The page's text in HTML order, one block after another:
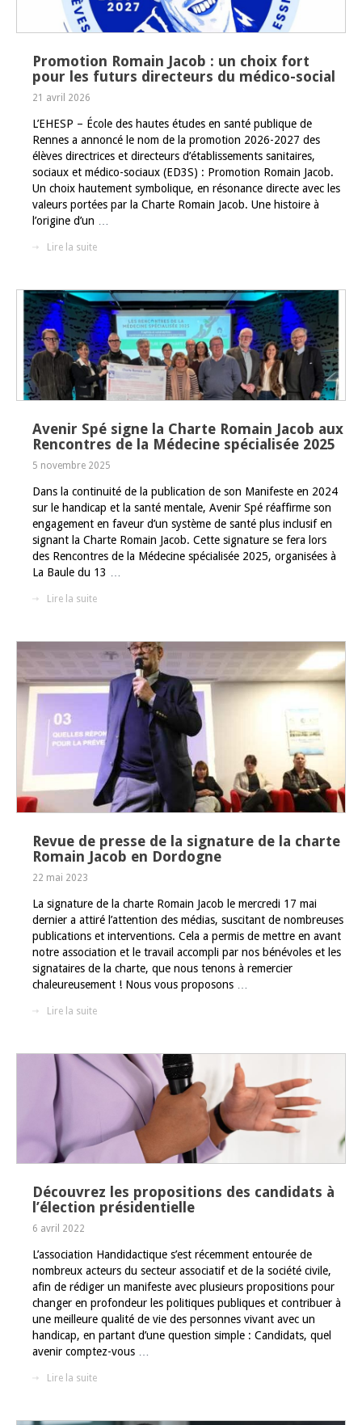
Promotion Romain Jacob : un choix fort
pour les futurs directeurs du médico-social
21 avril 2026
L’EHESP – École des hautes études en santé publique de
Rennes a annoncé le nom de la promotion 2026-2027 des
élèves directrices et directeurs d’établissements sanitaires,
sociaux et médico-sociaux (ED3S) : Promotion Romain Jacob.
Un choix hautement symbolique, en résonance directe avec les
valeurs portées par la Charte Romain Jacob. Une histoire à
l’origine d’un …
Lire la suite
Avenir Spé signe la Charte Romain Jacob aux
Rencontres de la Médecine spécialisée 2025
5 novembre 2025
Dans la continuité de la publication de son Manifeste en 2024
sur le handicap et la santé mentale, Avenir Spé réaffirme son
engagement en faveur d’un système de santé plus inclusif en
signant la Charte Romain Jacob. Cette signature se fera lors
des Rencontres de la Médecine spécialisée 2025, organisées à
La Baule du 13
Lire la suite
Revue de presse de la signature de la charte
Romain Jacob en Dordogne
22 mai 2023
La signature de la charte Romain Jacob le mercredi 17 mai
dernier a attiré l’attention des médias, suscitant de nombreuses
publications et interventions. Cela a permis de mettre en avant
notre association et le travail accompli par nos bénévoles et les
signataires de la charte, que nous tenons à remercier
chaleureusement ! Nous vous proposons
Lire la suite
Découvrez les propositions des candidats à
l’élection présidentielle
6 avril 2022
L’association Handidactique s’est récemment entourée de
nombreux acteurs du secteur associatif et de la société civile,
afin de rédiger un manifeste avec plusieurs propositions pour
changer en profondeur les politiques publiques et contribuer à
une meilleure qualité de vie des personnes vivant avec un
handicap, en partant d’une question simple : Candidats, quel
avenir comptez-vous …
Lire la suite